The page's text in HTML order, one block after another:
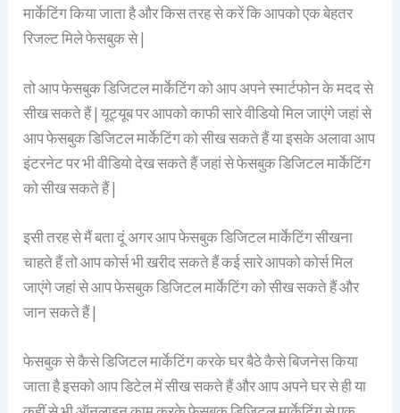
मार्केटिंग किया जाता है और किस तरह से करें कि आपको एक बेहतर
रिजल्ट मिले फेसबुक से |
तो आप फेसबुक डिजिटल मार्केटिंग को आप अपने स्मार्टफोन के मदद से
सीख सकते हैं | यूट्यूब पर आपको काफी सारे वीडियो मिल जाएंगे जहां से
आप फेसबुक डिजिटल मार्केटिंग को सीख सकते हैं या इसके अलावा आप
इंटरनेट पर भी वीडियो देख सकते हैं जहां से फेसबुक डिजिटल मार्केटिंग
को सीख सकते हैं |
इसी तरह से मैं बता दूं अगर आप फेसबुक डिजिटल मार्केटिंग सीखना
चाहते हैं तो आप कोर्स भी खरीद सकते हैं कई सारे आपको कोर्स मिल
जाएंगे जहां से आप फेसबुक डिजिटल मार्केटिंग को सीख सकते हैं और
जान सकते हैं |
फेसबुक से कैसे डिजिटल मार्केटिंग करके घर बैठे कैसे बिजनेस किया
जाता है इसको आप डिटेल में सीख सकते हैं और आप अपने घर से ही या